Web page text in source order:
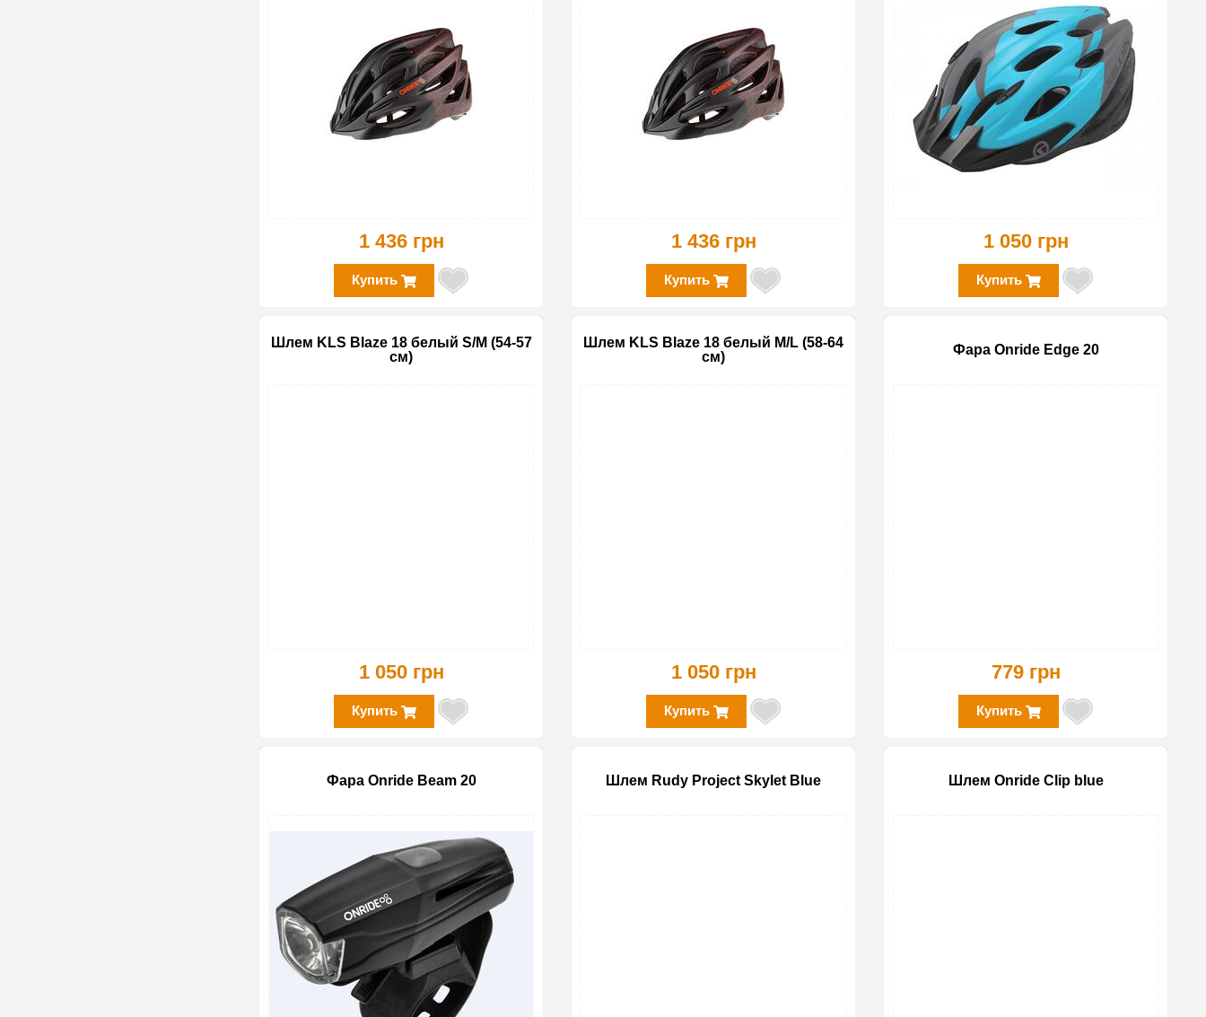
1 436 грн
Купить
1 436 грн
Купить
1 050 грн
Купить
Шлем KLS Blaze 18 белый S/M (54-57
см)
1 050 грн
Купить
Шлем KLS Blaze 18 белый M/L (58-64
см)
1 050 грн
Купить
Фара Onride Edge 20
779 грн
Купить
Фара Onride Beam 20 Шлем Rudy Project Skylet Blue Шлем Onride Clip blue